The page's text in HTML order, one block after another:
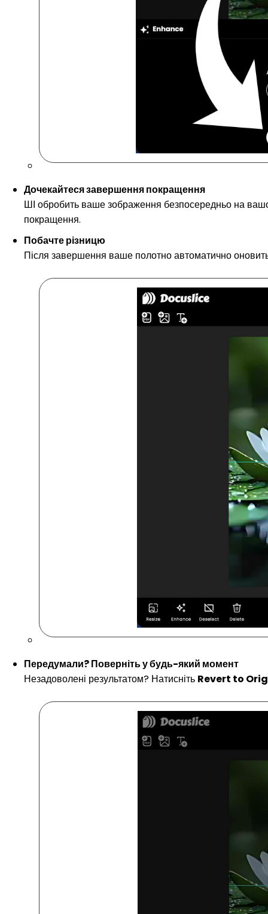
Дочекайтеся завершення покращення
ШІ обробить ваше зображення безпосередньо на
покращення.
Побачте різницю
Після завершення ваше полотно автоматично
Передумали? Поверніть у будь-який момент
Незадоволені результатом? Натисніть Revert to